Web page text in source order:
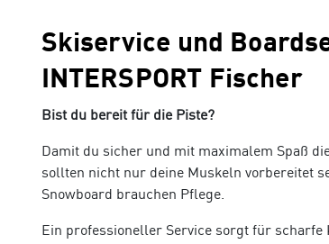
Tennis
Tennisspezialist in Vorarlberg!
Skiservice und
INTERSPORT Fischer
Bist du bereit für die Piste?
Damit du sicher und mit maximalem Spaß
sollten nicht nur deine Muskeln vorbereitet
Snowboard brauchen Pflege.
Ein professioneller Service sorgt für scharfe